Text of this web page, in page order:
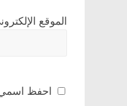
الموقع
احفظ اسمي،